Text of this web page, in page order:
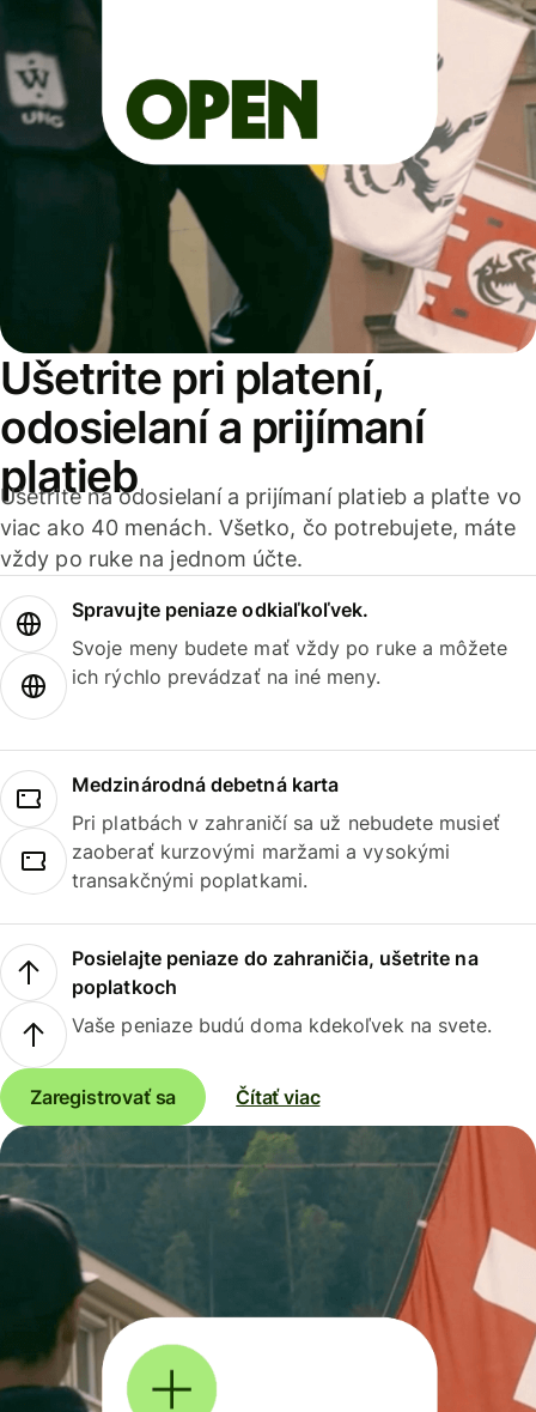
Ušetrite pri platení,
odosielaní a prijímaní
platieb
Ušetrite na odosielaní a prijímaní platieb a plaťte vo
viac ako 40 menách. Všetko, čo potrebujete, máte
vždy po ruke na jednom účte.
Spravujte peniaze odkiaľkoľvek.
Svoje meny budete mať vždy po ruke a môžete
ich rýchlo prevádzať na iné meny.
Medzinárodná debetná karta
Pri platbách v zahraničí sa už nebudete musieť
zaoberať kurzovými maržami a vysokými
transakčnými poplatkami.
Posielajte peniaze do zahraničia, ušetrite na
poplatkoch
Vaše peniaze budú doma kdekoľvek na svete.
Zaregistrovať sa Čítať viac